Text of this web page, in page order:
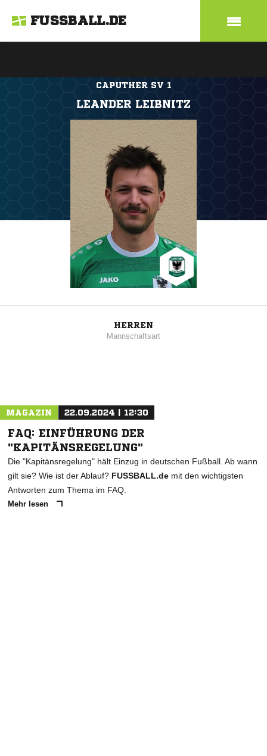
FUSSBALL.DE
CAPUTHER SV 1
LEANDER LEIBNITZ
HERREN
Mannschaftsart
MAGAZIN 22.09.2024 | 12:30
FAQ: EINFÜHRUNG DER
"KAPITÄNSREGELUNG"
Die "Kapitänsregelung" hält Einzug in deutschen Fußball. Ab wann
gilt sie? Wie ist der Ablauf? FUSSBALL.de mit den wichtigsten
Antworten zum Thema im FAQ.
Mehr lesen